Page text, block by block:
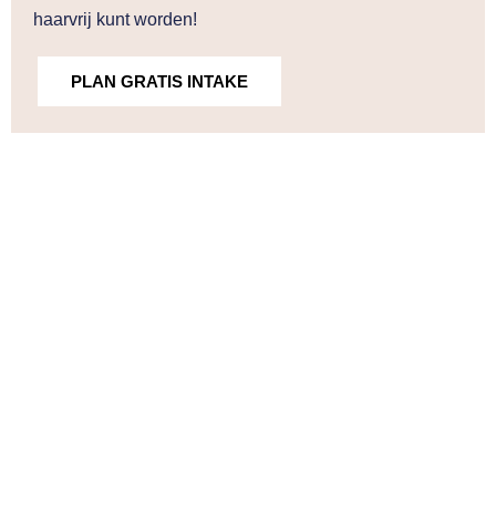
haarvrij kunt worden!
PLAN GRATIS INTAKE